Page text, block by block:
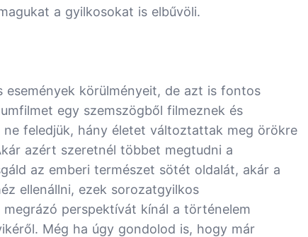
a gyilkosokat is elbűvöli.
körülményeit, de azt is fontos
egy szemszögből filmeznek és
feledjük, hány életet változtattak meg örökre
azért szeretnél többet megtudni a
az emberi természet sötét oldalát, akár a
ellenállni, ezek sorozatgyilkos
perspektívát kínál a történelem
Még ha úgy gondolod is, hogy már